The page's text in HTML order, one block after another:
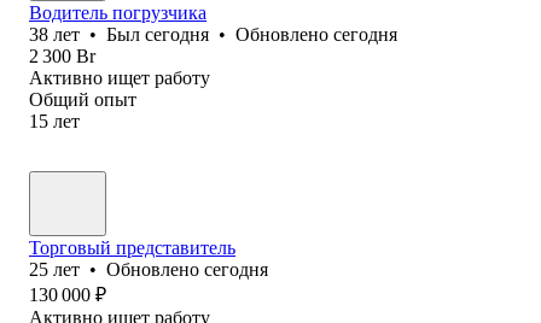
Водитель погрузчика
38 лет • Был сегодня • Обновлено сегодня
2 300 Br
Активно ищет работу
Общий опыт
15 лет
Торговый представитель
25 лет • Обновлено сегодня
130 000 ₽
Активно ищет работу